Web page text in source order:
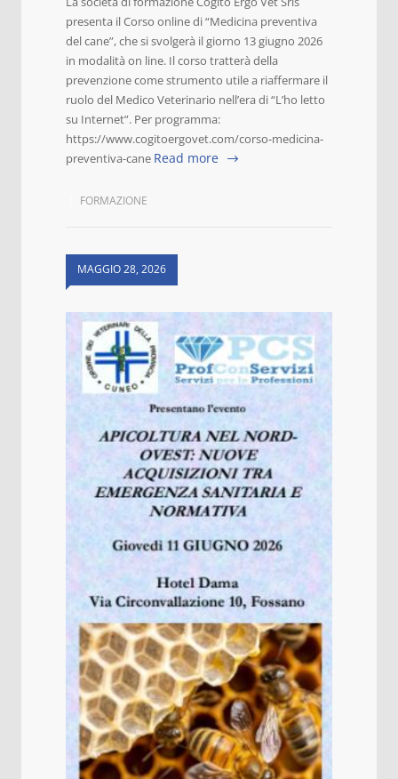
presenta il Corso online di “Medicina preventiva
del cane”, che si svolgerà il giorno 13 giugno 2026
in modalità on line. Il corso tratterà della
prevenzione come strumento utile a riaffermare il
ruolo del Medico Veterinario nell’era di “L’ho letto
su Internet”. Per programma:
https://www.cogitoergovet.com/corso-medicina-
preventiva-cane Read more
FORMAZIONE
MAGGIO 28, 2026